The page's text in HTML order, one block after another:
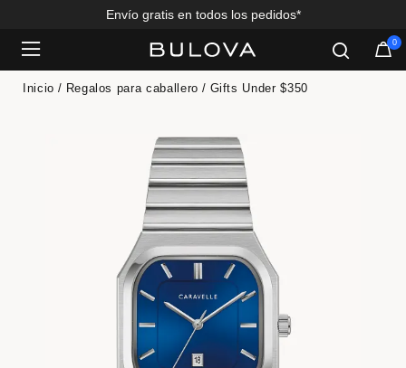
Envío gratis en todos los pedidos*
0
Inicio Regalos para caballero Gifts Under $350
Added to Manage Wishlist